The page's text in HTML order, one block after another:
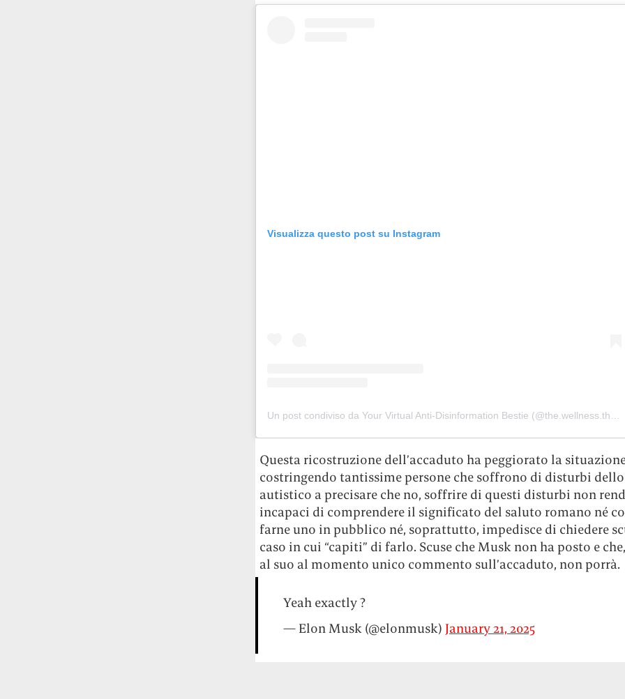
Visualizza questo post su Instagram
Un post condiviso da Your Virtual Anti-Disinformation Bestie (@the.wellness.therapist)
Questa ricostruzione dell’accaduto ha peggiorato la
costringendo tantissime persone che soffrono di disturbi
autistico a precisare che no, soffrire di questi disturbi non
incapaci di comprendere il significato del saluto romano né
farne uno in pubblico né, soprattutto, impedisce di chiedere
caso in cui “capiti” di farlo. Scuse che Musk non ha posto e
al suo al momento unico commento sull’accaduto, non porrà.
Yeah exactly ?
— Elon Musk (@elonmusk) January 21, 2025